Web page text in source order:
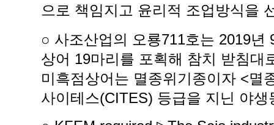
으로 책임지고 윤리적 조업방식을
○ 사조산업의 오룡711호는 2019
상어 19마리를 포획해 참치 받침대
미흑점상어는 멸종위기종이자 <멸
사이테스(CITES) 등급을 지닌 야